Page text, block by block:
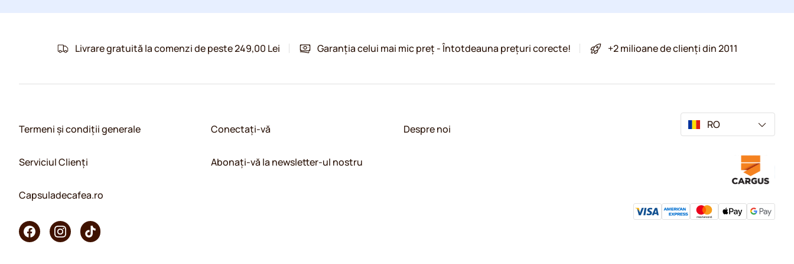
Livrare gratuită la comenzi de peste 249,00 Lei Garanția celui mai mic preț - Întotdeauna prețuri corecte! +2 milioane de clienți din 2011
Termeni și condiții generale
Serviciul Clienți
Capsuladecafea.ro
Conectați-vă
Abonați-vă la newsletter-ul nostru
Despre noi RO